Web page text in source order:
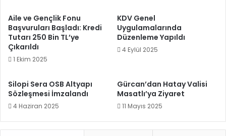
Aile ve Gençlik Fonu
Başvuruları Başladı: Kredi
Tutarı 250 Bin TL’ye
Çıkarıldı
1 Ekim 2025
KDV Genel
Uygulamalarında
Düzenleme Yapıldı
4 Eylül 2025
Silopi Sera OSB Altyapı
Sözleşmesi İmzalandı
4 Haziran 2025
Gürcan’dan Hatay Valisi
Masatlı’ya Ziyaret
11 Mayıs 2025